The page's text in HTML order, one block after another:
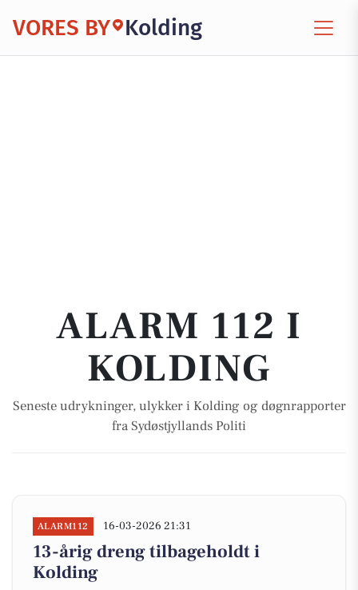
VORES BY Kolding
ALARM 112 I
KOLDING
Seneste udrykninger, ulykker i Kolding og døgnrapporter
fra Sydøstjyllands Politi
ALARM112 16-03-2026 21:31
13-årig dreng tilbageholdt i
Kolding